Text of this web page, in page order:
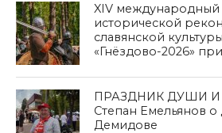
XIV международный
исторической
славянской культуры
«Гнёздово-2026»
ПРАЗДНИК ДУШИ
Степан Емельянов о
Демидове